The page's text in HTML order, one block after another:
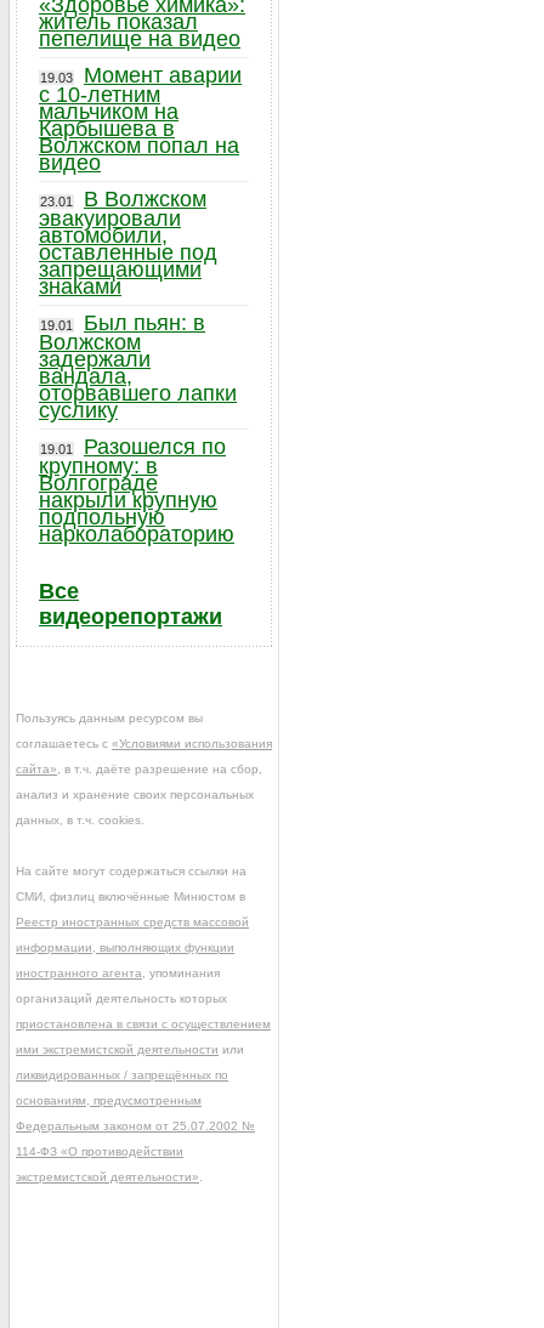
«Здоровье химика»:
житель показал
пепелище на видео
19.03
Момент аварии
с 10-летним
мальчиком на
Карбышева в
Волжском попал на
видео
23.01
В Волжском
эвакуировали
автомобили,
оставленные под
запрещающими
знаками
19.01
Был пьян: в
Волжском
задержали
вандала,
оторвавшего лапки
суслику
19.01
Разошелся по
крупному: в
Волгограде
накрыли крупную
подпольную
нарколабораторию
Все
видеорепортажи
Пользуясь данным ресурсом вы
соглашаетесь с «Условиями использования
сайта» , в т.ч. даёте разрешение на сбор,
анализ и хранение своих персональных
данных, в т.ч. cookies.
На сайте могут содержаться ссылки на
СМИ, физлиц включённые Минюстом в
Реестр иностранных средств массовой
информации, выполняющих функции
иностранного агента , упоминания
организаций деятельность которых
приостановлена в связи с осуществлением
ими экстремистской деятельности или
ликвидированных / запрещённых по
основаниям, предусмотренным
Федеральным законом от 25.07.2002 №
114-ФЗ «О противодействии
экстремистской деятельности»